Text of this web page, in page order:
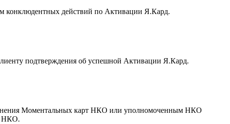
конклюдентных действий по Активации Я.Кард.
подтверждения об успешной Активации Я.Кард.
Моментальных карт НКО или уполномоченным НКО
НКО.